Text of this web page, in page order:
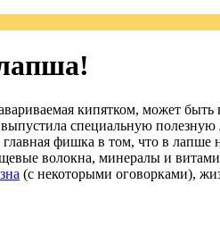
кипятком, может
специальную
фишка в том, что в лапше
волокна, минералы и
(с некоторыми оговорками),